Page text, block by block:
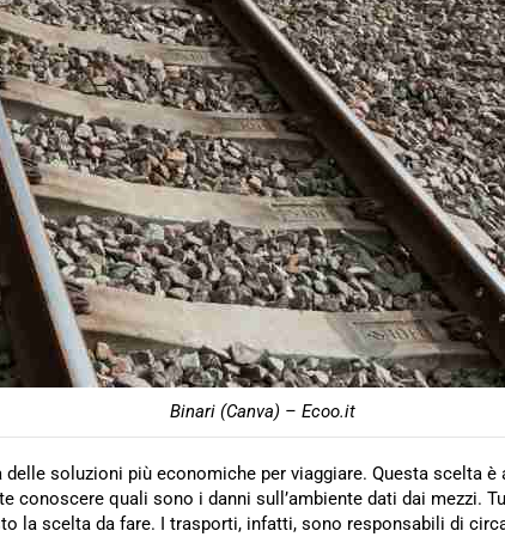
Binari (Canva) – Ecoo.it
delle soluzioni più economiche per viaggiare. Questa scelta
conoscere quali sono i danni sull’ambiente dati dai mezzi.
la scelta da fare. I trasporti, infatti, sono responsabili di